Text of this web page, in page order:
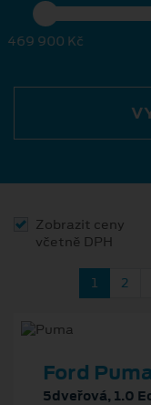
469 900 Kč
Zobrazit ceny
včetně DPH
1 2
Ford
5dveřová, 1.0